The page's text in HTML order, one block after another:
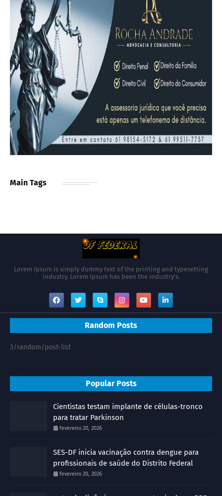
Main Tags
Lorem Ipsum is simply dummy text of the printing and typesetting
industry. Lorem Ipsum has been the industry's.
Random Posts
3/random/post-list
Popular Posts
Cientistas testam implante de células-tronco
para tratar Parkinson
fevereiro 20, 2026
SES-DF inicia vacinação contra dengue para
profissionais de saúde do Distrito Federal
fevereiro 20, 2026